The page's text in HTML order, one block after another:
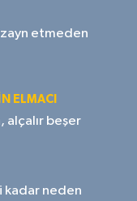
etmeden
ELMACI
alçalır beşer
kadar neden